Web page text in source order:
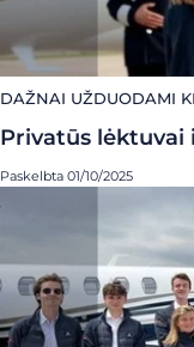
DAŽNAI UŽDUODAMI
Privatūs lėktuvai
Paskelbta 01/10/2025